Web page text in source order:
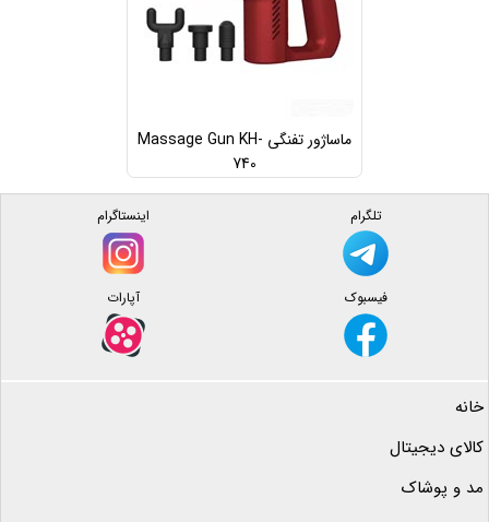
ماساژور تفنگی Massage Gun KH-
740
تلگرام اینستاگرام
فیسبوک آپارات
خانه
کالای دیجیتال
مد و پوشاک